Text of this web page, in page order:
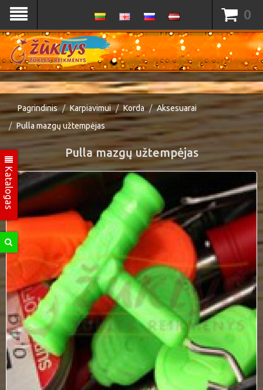
Katalogas
0
Pagrindinis Karpiavimui Korda
Aksesuarai
Pulla mazgų užtempėjas
Pulla mazgų užtempėjas